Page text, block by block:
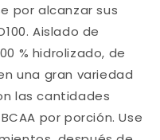
por alcanzar sus
Aislado de
% hidrolizado, de
una gran variedad
las cantidades
por porción. Use